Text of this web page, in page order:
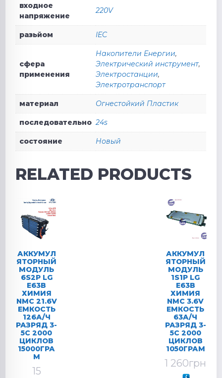
входное
напряжение
220V
разьйом IEC
сфера
применения
Накопители Енергии,
Электрический инструмент,
Электростанции,
Электротранспорт
материал Огнестойкий Пластик
последовательно 24s
состояние Новый
RELATED PRODUCTS
АККУМУЛ
ЯТОРНЫЙ
МОДУЛЬ
6S2P LG
E63B
ХИМИЯ
NMC 21.6V
ЕМКОСТЬ
126А/Ч
РАЗРЯД 3-
5C 2000
ЦИКЛОВ
15000ГРА
М
15
АККУМУЛ
ЯТОРНЫЙ
МОДУЛЬ
1S1P LG
E63B
ХИМИЯ
NMC 3.6V
ЕМКОСТЬ
63А/Ч
РАЗРЯД 3-
5C 2000
ЦИКЛОВ
1050ГРАМ
1 260грн